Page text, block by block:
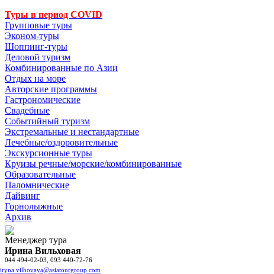
Туры в период COVID
Групповые туры
Эконом-туры
Шоппинг-туры
Деловой туризм
Комбинированные по Азии
Отдых на море
Авторские программы
Гастрономические
Свадебные
Событийный туризм
Экстремальные и нестандартные
Лечебные/оздоровительные
Экскурсионные туры
Круизы речные/морские/комбинированные
Образовательные
Паломнические
Дайвинг
Горнолыжные
Архив
Менеджер тура
Ирина Вильховая
044 494-02-03, 093 440-72-76
iryna.vilhovaya@asiatourgroup.com